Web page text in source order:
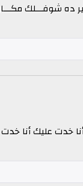
ده شوفـــلك
خدت عليك أنا